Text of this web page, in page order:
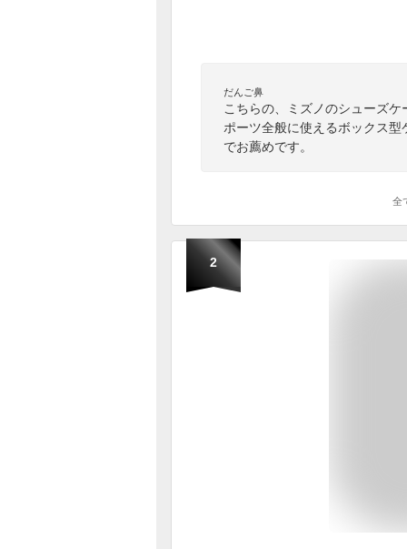
だんご鼻
こちらの、ミズノのシューズ
ポーツ全般に使えるボックス
でお薦めです。
全
2